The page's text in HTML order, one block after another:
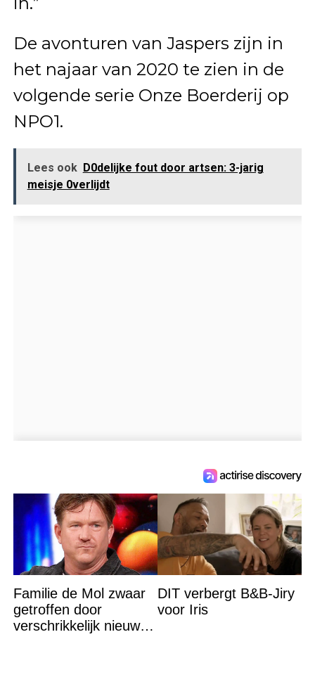
De avonturen van Jaspers zijn in
het najaar van 2020 te zien in de
volgende serie Onze Boerderij op
NPO1.
Lees ook D0delijke fout door artsen: 3-jarig
meisje 0verlijdt
Familie de Mol zwaar
getroffen door
verschrikkelijk nieuws:
DIT verbergt B&B-Jiry
voor Iris